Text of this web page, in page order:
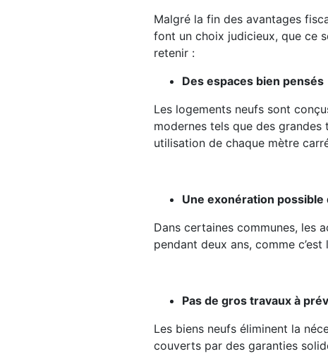
Malgré la fin des avantages
font un choix judicieux, que ce
retenir :
Des espaces bien pensés
Les logements neufs sont
modernes tels que des grandes
utilisation de chaque mètre
Une exonération
Dans certaines communes, les
pendant deux ans, comme
Pas de gros travaux à
Les biens neufs éliminent la
couverts par des garanties